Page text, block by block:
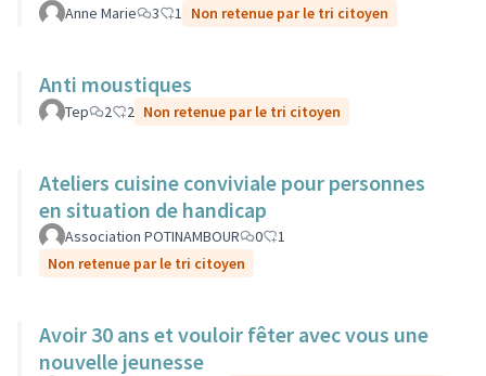
Anne Marie 3 1 Non retenue par le tri citoyen
Anti moustiques
Tep 2 2 Non retenue par le tri citoyen
Ateliers cuisine conviviale pour personnes
en situation de handicap
Association POTINAMBOUR 0
1
Non retenue par le tri citoyen
Avoir 30 ans et vouloir fêter avec vous une
nouvelle jeunesse